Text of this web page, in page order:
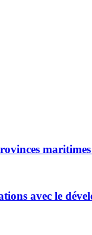
avec le